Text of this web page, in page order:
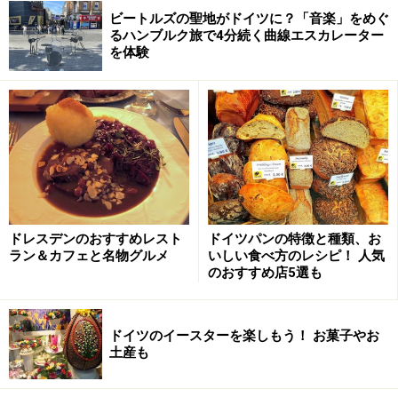
的に問題視されているほどですから、旅行者の皆さんに
とってはお得感たっぷりの買い物ができることでしょ
う。
ドイツのスーパーは規模や商品構成で分けると次の4つ
のタイプがあります。時間に余裕があればいくつかのス
ーパーをまわってみるのも楽しいですよ。
■普通のスーパー
「レーヴェ (REWE)」や「エデカ (EDEKA)」などいわゆる
普通のスーパー。食品や日用品などひと通り揃います。
比較的街の中心に多いので旅行者でも見つけやすいは
ず。
■ディスカウントスーパー
ドイツを代表する激安スーパーが「アルディ (ALDI)」。
ビートルズの聖地がドイツに？「音楽」をめぐ
るハンブルク旅で4分続く曲線エスカレーター
を体験
ドレスデンのおすすめレスト
ラン＆カフェと名物グルメ
ドイツパンの特徴と種類、お
いしい食べ方のレシピ！ 人気
のおすすめ店5選も
ドイツのイースターを楽しもう！ お菓子やお
土産も